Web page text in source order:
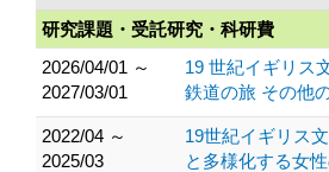
研究課題・受託研究・科研費
2026/04/01 ～
2027/03/01
19 世紀イギリス
鉄道の旅 その他
2022/04 ～
2025/03
19世紀イギリス
と多様化する女